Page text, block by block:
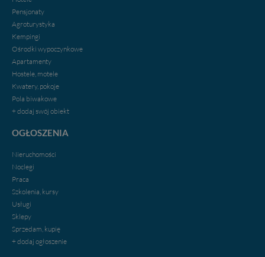
Pensjonaty
Agroturystyka
Kempingi
Ośrodki wypoczynkowe
Apartamenty
Hostele, motele
Kwatery, pokoje
Pola biwakowe
+ dodaj swój obiekt
OGŁOSZENIA
Nieruchomości
Noclegi
Praca
Szkolenia, kursy
Usługi
Sklepy
Sprzedam, kupię
+ dodaj ogłoszenie
informacji uzyskach w naszej
Klikając znak X lub przycisk PRZEJDŹ DO SERWISU
wyrażasz zgodę na przetwarzanie Twoich danych.
Nasz serwis nie wykorzystuje oraz nie udostępnia
Twoich danych innym podmiotom oraz osobom
trzecim. Wyjątkiem jest sytuacja, gdy przekazanie
Twoich danych jest elementem usługi (przekazanie
w przypadku rezerwacji usług typu: nocleg, czartery,
itp). Więcej informacji o zasadach i funkcjonalności
Administratorem Twoich danych jest firma: Media
za pośrednictwem tej
danych, zażądać ich poprawienia lub usunięcia,
zabronić ich przetwarzania. Pamiętaj jednak, że nie